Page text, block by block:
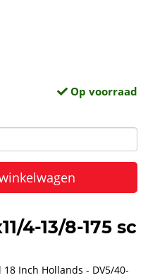
Op voorraad
4-13/8-175 sc
Inch Hollands - DV5/40-